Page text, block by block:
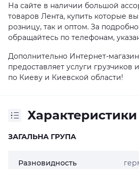
На сайте в наличии большой
товаров Лента, купить которые
розницу, так и оптом. За
обращайтесь по телефонам,
Дополнительно Интернет-
предоставляет услуги грузчиков
по Киеву и Киевской области!
Характеристики
ЗАГАЛЬНА ГРУПА
Разновидность